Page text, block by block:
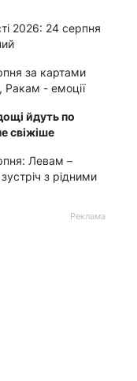
2026: 24 серпня
за картами
Ракам - емоції
йдуть по
свіжіше
Левам –
з рідними
Реклама